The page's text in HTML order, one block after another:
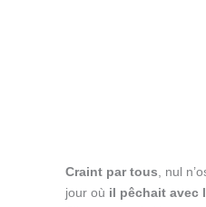
Craint par tous , nul
jour où il pêchait avec